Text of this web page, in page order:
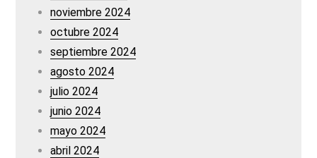
noviembre 2024
octubre 2024
septiembre 2024
agosto 2024
julio 2024
junio 2024
mayo 2024
abril 2024